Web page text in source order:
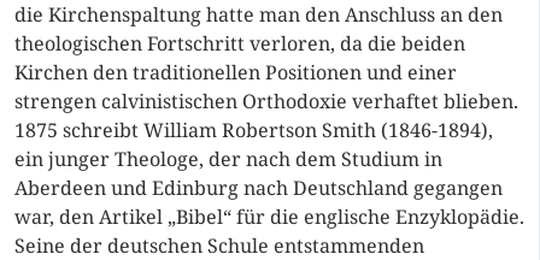
die Kirchenspaltung hatte man den Anschluss an den
theologischen Fortschritt verloren, da die beiden
Kirchen den traditionellen Positionen und einer
strengen calvinistischen Orthodoxie verhaftet blieben.
1875 schreibt William Robertson Smith (1846-1894),
ein junger Theologe, der nach dem Studium in
Aberdeen und Edinburg nach Deutschland gegangen
war, den Artikel „Bibel“ für die englische Enzyklopädie.
Seine der deutschen Schule entstammenden